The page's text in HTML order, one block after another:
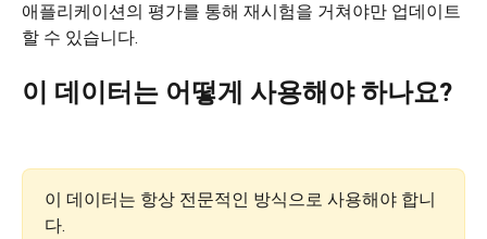
애플리케이션의 평가를 통해 재시험을 거쳐야만 업데이트
할 수 있습니다.
이 데이터는 어떻게 사용해야 하나요?
이 데이터는 항상 전문적인 방식으로 사용해야 합니
다.